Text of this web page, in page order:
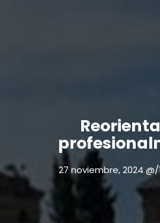
27 noviembre, 2024 @/